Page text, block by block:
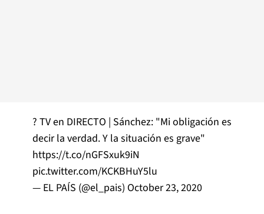
? TV en DIRECTO | Sánchez: "Mi obligación es
decir la verdad. Y la situación es grave"
https://t.co/nGFSxuk9iN
pic.twitter.com/KCKBHuY5lu
— EL PAÍS (@el_pais) October 23, 2020